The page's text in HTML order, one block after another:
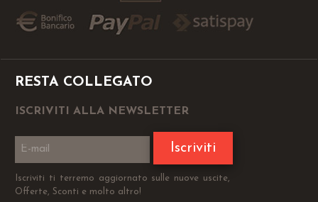
RESTA COLLEGATO
ISCRIVITI ALLA NEWSLETTER
Iscriviti
Iscriviti ti terremo aggiornato sulle nuove uscite,
Offerte, Sconti e molto altro!